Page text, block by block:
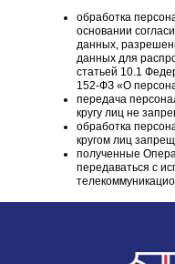
обработка
основании
данных,
данных для
статьей 10.1
152-ФЗ «О
передача
кругу лиц не
обработка
кругом лиц
полученные
передаваться с